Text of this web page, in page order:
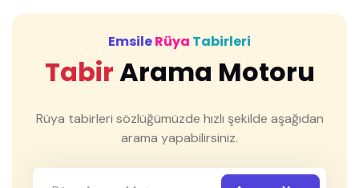
EmsileRüya Tabirleri
TabirArama Motoru
Rüya tabirleri sözlüğümüzde hızlı şekilde aşağıdan
arama yapabilirsiniz.